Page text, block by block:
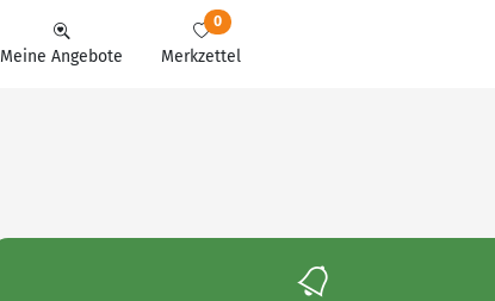
Meine Angebote Merkzettel
0